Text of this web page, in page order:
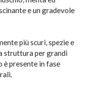
e un gradevole
più scuri, spezie e
struttura per grandi
è presente in fase